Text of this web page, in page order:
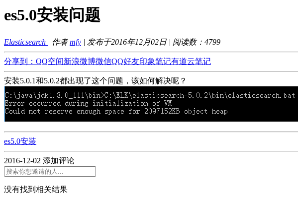
es5.0安装问题
Elasticsearch | 作者mfy | 发布于2016年12月02日 | 阅读数： 4799
分享到： QQ空间新浪微博微信QQ好友印象笔记有道云笔记
安装5.0.1和5.0.2都出现了这个问题，该如何解决呢？
es5.0安装
2016-12-02 添加评论
没有找到相关结果